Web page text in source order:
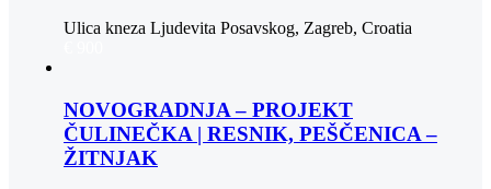
Ulica kneza Ljudevita Posavskog, Zagreb, Croatia
NOVOGRADNJA – PROJEKT
ČULINEČKA | RESNIK, PEŠČENICA –
ŽITNJAK